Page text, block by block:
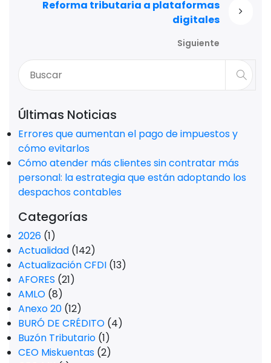
Reforma tributaria a plataformas
digitales
Siguiente
Últimas Noticias
Errores que aumentan el pago de impuestos y
cómo evitarlos
Cómo atender más clientes sin contratar más
personal: la estrategia que están adoptando los
despachos contables
Categorías
2026 (1)
Actualidad (142)
Actualización CFDI (13)
AFORES (21)
AMLO (8)
Anexo 20 (12)
BURÓ DE CRÉDITO (4)
Buzón Tributario (1)
CEO Miskuentas (2)